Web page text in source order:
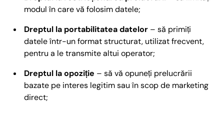
modul în care vă folosim datele;
Dreptul la portabilitatea datelor – să primiți
datele într-un format structurat, utilizat frecvent,
pentru a le transmite altui operator;
Dreptul la opoziție – să vă opuneți prelucrării
bazate pe interes legitim sau în scop de marketing
direct;